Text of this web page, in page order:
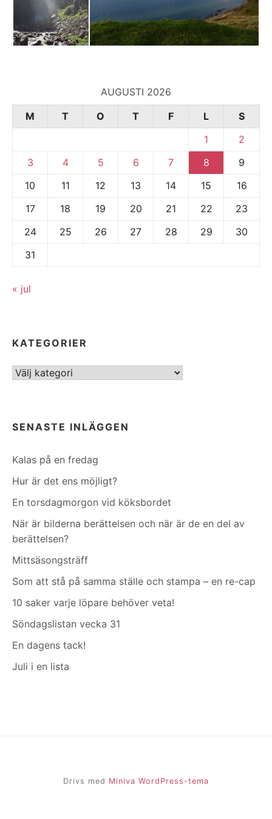
AUGUSTI 2026
M
T O T F L
S
1
2
3
4 5 6 7 8
9
10
11 12 13 14 15
16
17
18 19 20 21 22
23
24
25 26 27 28 29
30
31
« jul
KATEGORIER
Kategorier
SENASTE INLÄGGEN
Kalas på en fredag
Hur är det ens möjligt?
En torsdagmorgon vid köksbordet
När är bilderna berättelsen och när är de en del av
berättelsen?
Mittsäsongsträff
Som att stå på samma ställe och stampa – en re-cap
10 saker varje löpare behöver veta!
Söndagslistan vecka 31
En dagens tack!
Juli i en lista
Drivs med Miniva WordPress-tema